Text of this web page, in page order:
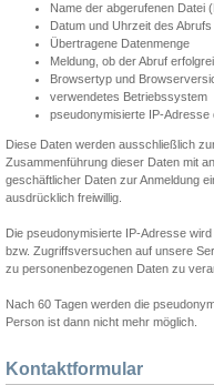
Name der abgerufenen Datei
Datum und Uhrzeit des Abrufs
Übertragene Datenmenge
Meldung, ob der Abruf
Browsertyp und
verwendetes Betriebssystem
pseudonymisierte IP-
Diese Daten werden ausschließlich
Zusammenführung dieser Daten mit
geschäftlicher Daten zur Anmeldung
ausdrücklich freiwillig.
Die pseudonymisierte IP-Adresse
bzw. Zugriffsversuchen auf unsere
zu personenbezogenen Daten zu
Nach 60 Tagen werden die
Person ist dann nicht mehr möglich.
Kontaktformular